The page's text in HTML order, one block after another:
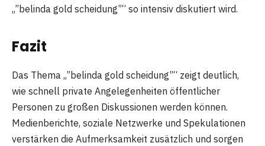
„”belinda gold scheidung”“ so intensiv diskutiert wird.
Fazit
Das Thema „”belinda gold scheidung”“ zeigt deutlich,
wie schnell private Angelegenheiten öffentlicher
Personen zu großen Diskussionen werden können.
Medienberichte, soziale Netzwerke und Spekulationen
verstärken die Aufmerksamkeit zusätzlich und sorgen